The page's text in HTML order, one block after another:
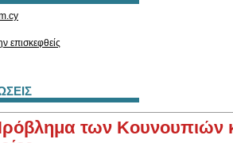
επισκεφθείς
των Κουνουπιών